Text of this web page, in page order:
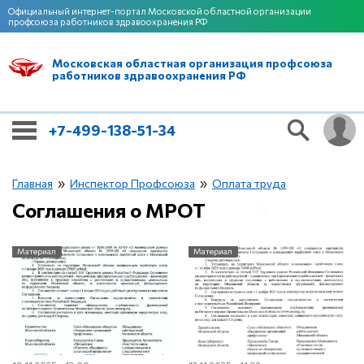
Официальный интернет-портал Московской областной организации
профсоюза работников здравоохранения РФ
Московская областная организация профсоюза
работников здравоохранения РФ
+7-499-138-51-34
Главная » Инспектор Профсоюза » Оплата труда
Соглашения о МРОТ
Материал Материал